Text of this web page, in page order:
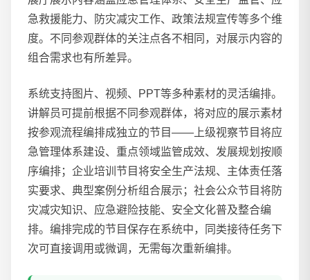
急救援能力、防灾减灾工作、政策法规宣传等多个维
度。不同参观群体的关注点各不相同，对展示内容的
组合需求也有所差异。
系统支持图片、视频、PPT等多种素材的灵活编排。
讲解员可提前根据不同参观群体，将对应的展示素材
按参观流程编排成独立的节目——上级视察节目将应
急管理体系建设、重点领域监管成效、发展规划按顺
序编排；企业培训节目将安全生产法规、主体责任落
实要求、典型案例分析组合展示；社会公众节目将防
灾减灾知识、应急避险技能、安全文化普及整合编
排。编排完成的节目保存在系统中，同类接待任务下
次可直接调用或微调，无需每次重新编排。